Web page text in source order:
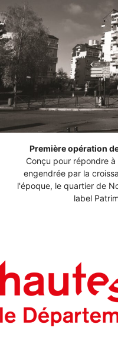
Première opération
Conçu pour répondre
engendrée par la
l'époque, le quartier de
label